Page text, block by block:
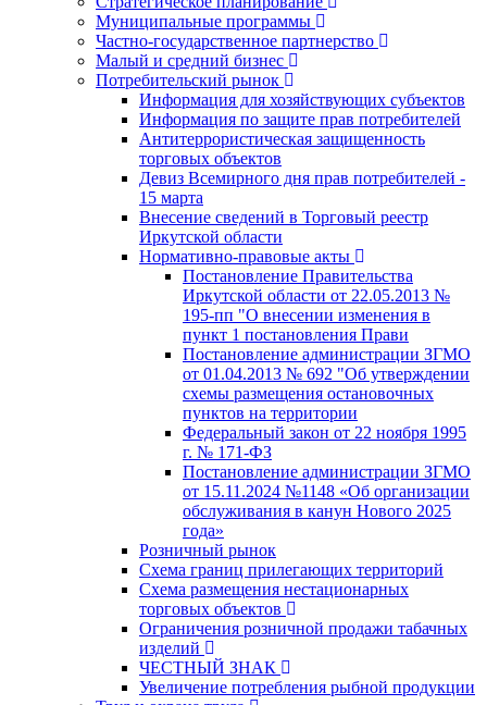
Муниципальные программы
Частно-государственное партнерство
Малый и средний бизнес
Потребительский рынок
Информация для хозяйствующих субъектов
Информация по защите прав потребителей
Антитеррористическая защищенность
торговых объектов
Девиз Всемирного дня прав потребителей -
15 марта
Внесение сведений в Торговый реестр
Иркутской области
Нормативно-правовые акты
Постановление Правительства
Иркутской области от 22.05.2013 №
195-пп "О внесении изменения в
пункт 1 постановления Прави
Постановление администрации ЗГМО
от 01.04.2013 № 692 "Об утверждении
схемы размещения остановочных
пунктов на территории
Федеральный закон от 22 ноября 1995
г. № 171-ФЗ
Постановление администрации ЗГМО
от 15.11.2024 №1148 «Об организации
обслуживания в канун Нового 2025
года»
Розничный рынок
Схема границ прилегающих территорий
Схема размещения нестационарных
торговых объектов
Ограничения розничной продажи табачных
изделий
ЧЕСТНЫЙ ЗНАК
Увеличение потребления рыбной продукции